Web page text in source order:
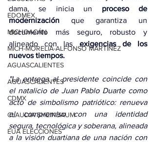
EDOMEX
MICHOACÁN
MICH-MORELIA-ALFONSO MARTÍNEZ
AGUASCALIENTES
AGUASCALIENTES
CDMX
CLAUDIA SHEINBAUM
EUA ELECCIONES
dama, se inicia un proceso de
modernización que garantiza un
documento más seguro, robusto y
alineado con las exigencias de los
nuevos tiempos.
"La entrega al presidente coincide con
el natalicio de Juan Pablo Duarte como
acto de simbolismo patriótico: renueva
el compromiso con una identidad
segura, tecnológica y soberana, alineada
a la visión duartiana de una nación con